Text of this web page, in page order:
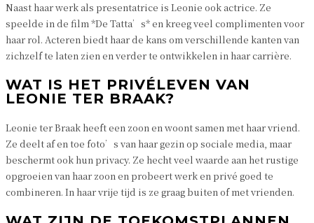
Naast haar werk als presentatrice is Leonie ook actrice. Ze
speelde in de film *De Tatta’s* en kreeg veel complimenten voor
haar rol. Acteren biedt haar de kans om verschillende kanten van
zichzelf te laten zien en verder te ontwikkelen in haar carrière.
WAT IS HET PRIVÉLEVEN VAN
LEONIE TER BRAAK?
Leonie ter Braak heeft een zoon en woont samen met haar vriend.
Ze deelt af en toe foto’s van haar gezin op sociale media, maar
beschermt ook hun privacy. Ze hecht veel waarde aan het rustige
opgroeien van haar zoon en probeert werk en privé goed te
combineren. In haar vrije tijd is ze graag buiten of met vrienden.